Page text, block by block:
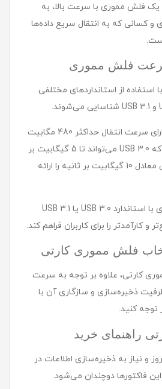
یک فلش مموری با سرعت بالا، به
و کسانی که به انتقال سریع داده‌ها
سرعت فلش مموری
از استانداردهای مختلفی
به طور کلی، USB 2.0 دارای سرعت انتقال حداکثر 480 مگابیت
بر ثانیه است، در حالی که USB 3.0 می‌تواند تا 5 گیگابیت بر
ثانیه و USB 3.1 سرعتی معادل 10 گیگابیت بر ثانیه را ارائه
انتخاب یک فلش مموری با استاندارد USB 3.0 یا USB 3.1
و کارآمدتر را برای کاربران فراهم کند.
فلش مموری کارتی
کارتی، علاوه بر توجه به سرعت
ظرفیت ذخیره‌سازی و سازگاری آن با
کنید.
راهنمای خرید
و نیاز به ذخیره‌سازی اطلاعات در
فاکتورها دوچندان می‌شود.